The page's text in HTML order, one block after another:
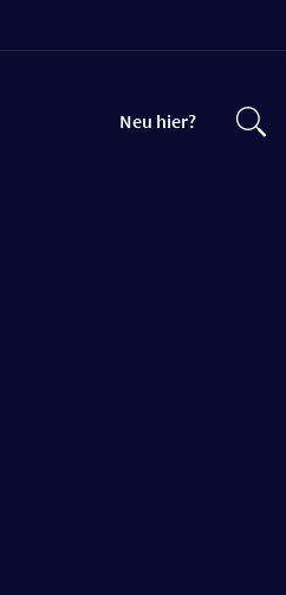
Neu hier?